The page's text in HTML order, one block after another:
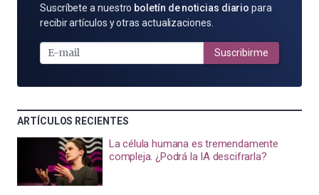
SUSCRÍBETE
POR
MAIL
Suscríbete a nuestro boletín de noticias diario para
recibir artículos y otras actualizaciones.
Suscribirme
ARTÍCULOS RECIENTES
La célula humana es tremendamente
compleja. ¿Podrá la IA descifrarla?